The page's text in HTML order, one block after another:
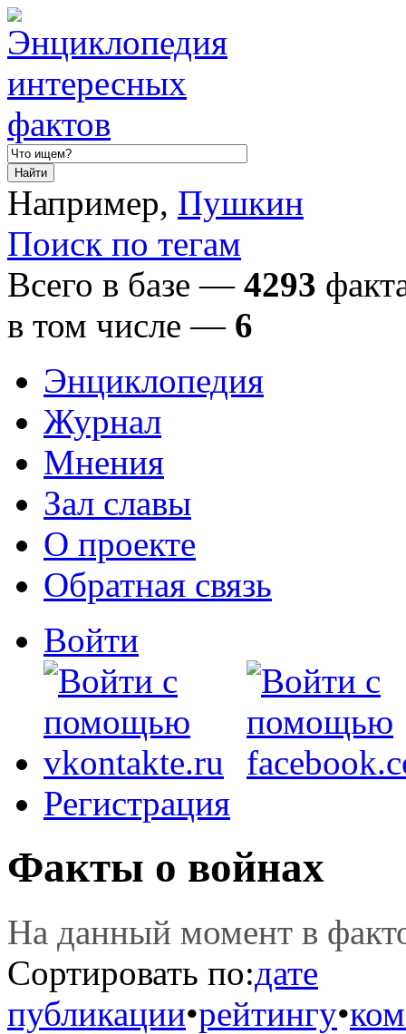
Например, Пушкин
Поиск по тегам
Всего в базе — 4293
в том числе— 6
Энциклопедия
Журнал
Мнения
Зал славы
О проекте
Обратная связь
Войти
Регистрация
Факты о войнах
На данный момент в
Сортировать по:дате
публикации•рейтингу•